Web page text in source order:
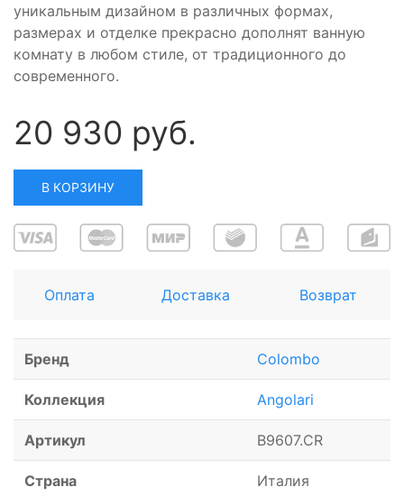
уникальным дизайном в различных формах,
размерах и отделке прекрасно дополнят ванную
комнату в любом стиле, от традиционного до
современного.
20 930 руб.
В КОРЗИНУ
Оплата Доставка Возврат
Бренд Colombo
Коллекция Angolari
Артикул B9607.CR
Страна Италия